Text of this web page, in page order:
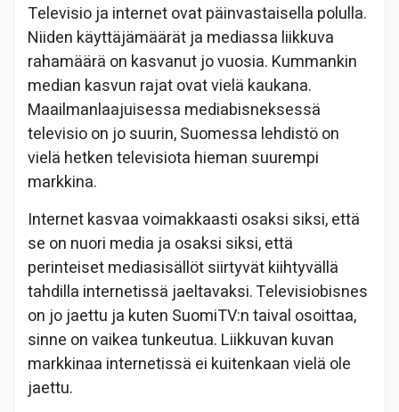
Televisio ja internet ovat päinvastaisella polulla.
Niiden käyttäjämäärät ja mediassa liikkuva
rahamäärä on kasvanut jo vuosia. Kummankin
median kasvun rajat ovat vielä kaukana.
Maailmanlaajuisessa mediabisneksessä
televisio on jo suurin, Suomessa lehdistö on
vielä hetken televisiota hieman suurempi
markkina.
Internet kasvaa voimakkaasti osaksi siksi, että
se on nuori media ja osaksi siksi, että
perinteiset mediasisällöt siirtyvät kiihtyvällä
tahdilla internetissä jaeltavaksi. Televisiobisnes
on jo jaettu ja kuten SuomiTV:n taival osoittaa,
sinne on vaikea tunkeutua. Liikkuvan kuvan
markkinaa internetissä ei kuitenkaan vielä ole
jaettu.